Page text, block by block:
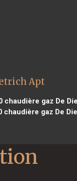
Apt
chaudière gaz De
chaudière gaz De